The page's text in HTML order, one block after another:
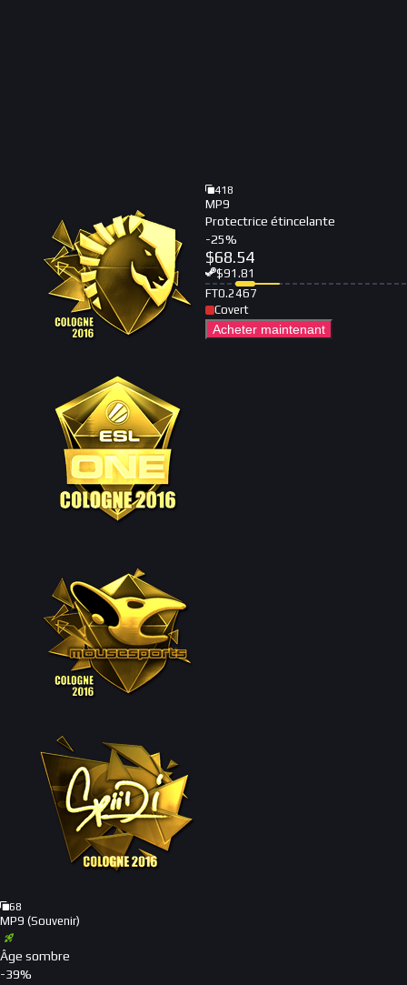
68
MP9 (Souvenir)
Âge sombre
-39%
418
MP9
Protectrice étincelante
-25%
$68.54
$91.81
FT0.2467
Covert
Acheter maintenant